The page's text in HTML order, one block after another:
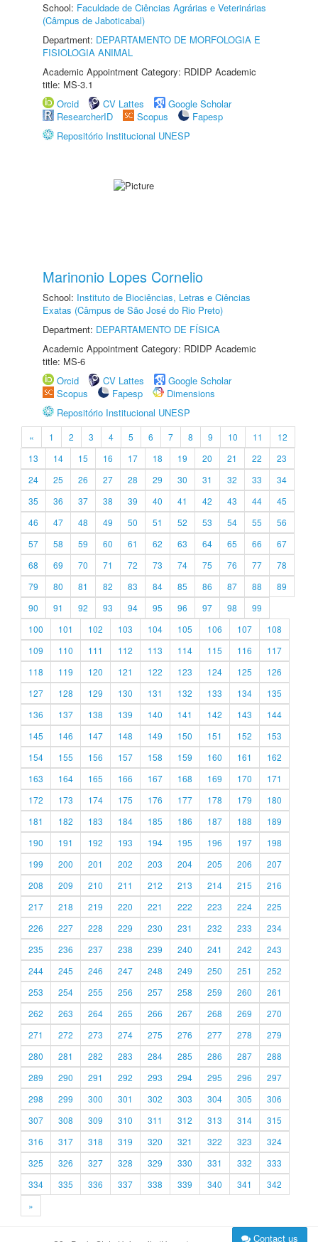
School: Faculdade de Ciências Agrárias e Veterinárias
(Câmpus de Jaboticabal)
Department: DEPARTAMENTO DE MORFOLOGIA E
FISIOLOGIA ANIMAL
Academic Appointment Category: RDIDP Academic
title: MS-3.1
Orcid
CV Lattes
Google Scholar
ResearcherID
Scopus
Fapesp
Repositório Institucional UNESP
Marinonio Lopes Cornelio
School: Instituto de Biociências, Letras e Ciências
Exatas (Câmpus de São José do Rio Preto)
Department: DEPARTAMENTO DE FÍSICA
Academic Appointment Category: RDIDP Academic
title: MS-6
Orcid
CV Lattes
Google Scholar
Scopus
Fapesp
Dimensions
Repositório Institucional UNESP
« 1 2 3 4 5 6 7 8 9 10 11
12
13
14 15 16 17 18 19 20 21 22
23
24
25 26 27 28 29 30 31 32 33
34
35
36 37 38 39 40 41 42 43 44
45
46
47 48 49 50 51 52 53 54 55
56
57
58 59 60 61 62 63 64 65 66
67
68
69 70 71 72 73 74 75 76 77
78
79
80 81 82 83 84 85 86 87 88
89
90
91 92 93 94 95 96 97 98
99
100
101 102 103 104 105 106 107
108
109
110 111 112 113 114 115 116
117
118
119 120 121 122 123 124 125
126
127
128 129 130 131 132 133 134
135
136
137 138 139 140 141 142 143
144
145
146 147 148 149 150 151 152
153
154
155 156 157 158 159 160 161
162
163
164 165 166 167 168 169 170
171
172
173 174 175 176 177 178 179
180
181
182 183 184 185 186 187 188
189
190
191 192 193 194 195 196 197
198
199
200 201 202 203 204 205 206
207
208
209 210 211 212 213 214 215
216
217
218 219 220 221 222 223 224
225
226
227 228 229 230 231 232 233
234
235
236 237 238 239 240 241 242
243
244
245 246 247 248 249 250 251
252
253
254 255 256 257 258 259 260
261
262
263 264 265 266 267 268 269
270
271
272 273 274 275 276 277 278
279
280
281 282 283 284 285 286 287
288
289
290 291 292 293 294 295 296
297
298
299 300 301 302 303 304 305
306
307
308 309 310 311 312 313 314
315
316
317 318 319 320 321 322 323
324
325
326 327 328 329 330 331 332
333
334
335 336 337 338 339 340 341
342
»
Contact us